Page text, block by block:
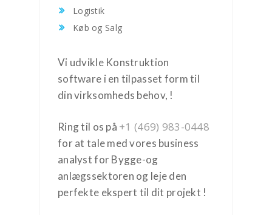
Logistik
Køb og Salg
Vi udvikle Konstruktion
software i en tilpasset form til
din virksomheds behov, !
Ring til os på +1 (469) 983-0448
for at tale med vores business
analyst for Bygge-og
anlægssektoren og leje den
perfekte ekspert til dit projekt !